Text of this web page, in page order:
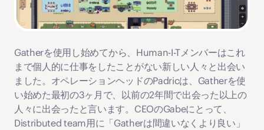
Gatherを使用し始めてから、Human-I-Tメンバーはこれ
まで個人的に仕事をしたことがない新しい人々と出会い
ました。オペレーションヘッドのPadricは、Gatherを使
い始めた最初の3ヶ月で、以前の2年間で出会った以上の
人々に出会ったと言います。CEOのGabeにとって、
Distributed team用に「Gatherは間違いなくより良い」